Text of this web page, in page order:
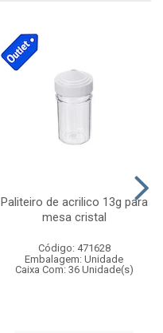
Paliteiro de acrilico 13g para
mesa cristal
Código: 471628
Embalagem: Unidade
Caixa Com: 36 Unidade(s)